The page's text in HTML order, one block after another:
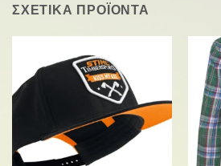
ΣΧΕΤΙΚΑ ΠΡΟΪΟΝΤΑ